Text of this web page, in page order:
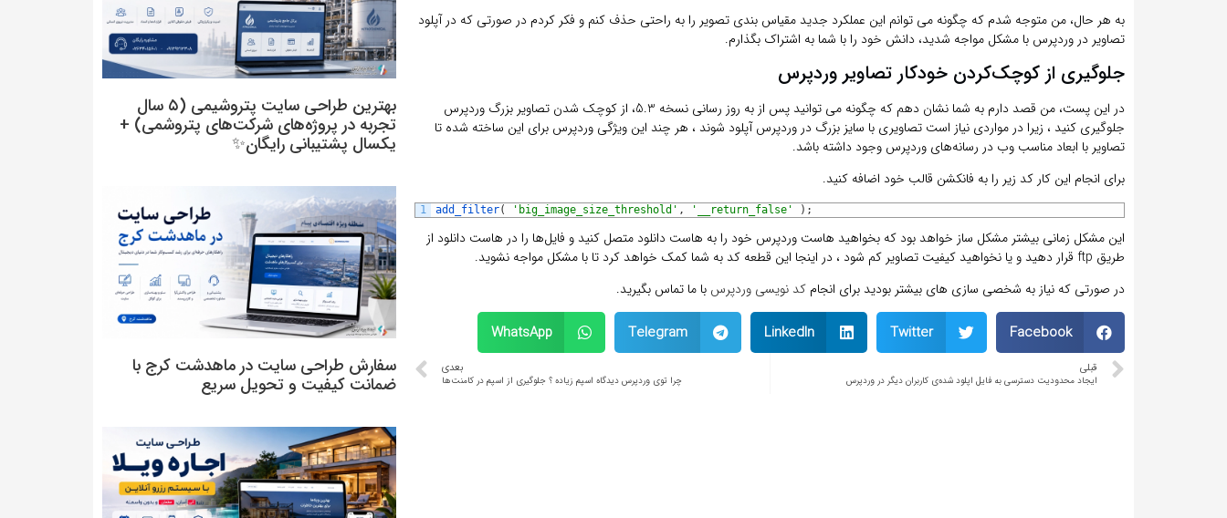
به هر حال، من متوجه شدم که چگونه می توانم این عملکرد جدید مقیاس بندی تصویر را به راحتی حذف کنم و فکر کردم در صورتی که در آپلود
تصاویر در وردپرس با مشکل مواجه شدید، دانش خود را با شما به اشتراک بگذارم.
جلوگیری از کوچک‌کردن خودکار تصاویر وردپرس
در این پست، من قصد دارم به شما نشان دهم که چگونه می توانید پس از به روز رسانی نسخه 5.3، از کوچک شدن تصاویر بزرگ وردپرس
جلوگیری کنید ، زیرا در مواردی نیاز است تصاویری با سایز بزرگ در وردپرس آپلود شوند ، هر چند این ویژگی وردپرس برای این ساخته شده تا
تصاویر با ابعاد مناسب وب در رسانه‌های وردپرس وجود داشته باشد.
برای انجام این کار کد زیر را به فانکشن قالب خود اضافه کنید.
1 add_filter( 'big_image_size_threshold' , '__return_false' ) ;
این مشکل زمانی بیشتر مشکل ساز خواهد بود که بخواهید هاست وردپرس خود را به هاست دانلود متصل کنید و فایل‌ها را در هاست دانلود از
طریق ftp قرار دهید و یا نخواهید کیفیت تصاویر کم شود ، در اینجا این قطعه کد به شما کمک خواهد کرد تا با مشکل مواجه نشوید.
در صورتی که نیاز به شخصی سازی های بیشتر بودید برای انجام کد نویسی وردپرس با ما تماس بگیرید.
Facebook
Twitter
LinkedIn
Telegram
WhatsApp
قبلی
ایجاد محدودیت دسترسی به فایل اپلود شده‌ی کاربران دیگر در وردپرس
بعدی
‏چرا توی وردپرس دیدگاه اسپم زیاده ؟ جلوگیری از اسپم در کامنت‌ها
بهترین طراحی سایت پتروشیمی (۵ سال
تجربه در پروژه‌های شرکت‌های پتروشمی) +
یکسال پشتیبانی رایگان✨
سفارش طراحی سایت در ماهدشت کرج با
ضمانت کیفیت و تحویل سریع